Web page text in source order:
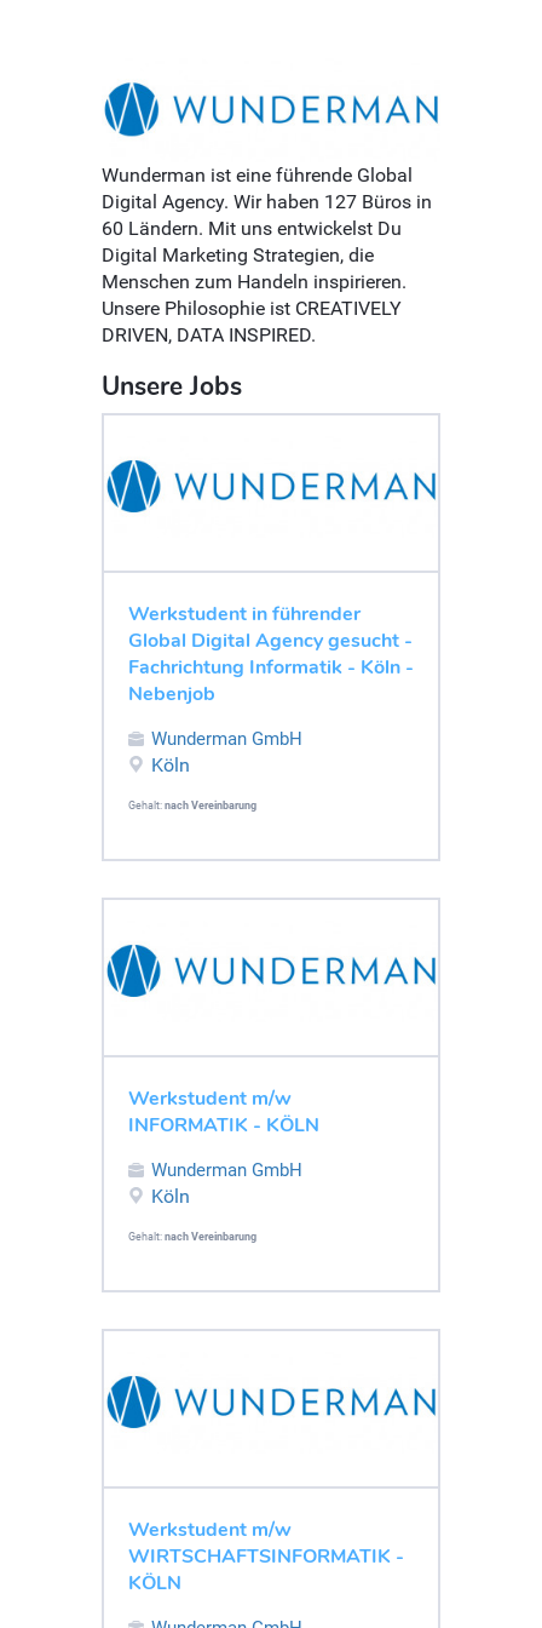
Wunderman ist eine führende Global
Digital Agency. Wir haben 127 Büros in
60 Ländern. Mit uns entwickelst Du
Digital Marketing Strategien, die
Menschen zum Handeln inspirieren.
Unsere Philosophie ist CREATIVELY
DRIVEN, DATA INSPIRED.
Unsere Jobs
Werkstudent in führender
Global Digital Agency gesucht -
Fachrichtung Informatik - Köln -
Nebenjob
Wunderman GmbH
Köln
Gehalt: nach Vereinbarung
Werkstudent m/w
INFORMATIK - KÖLN
Wunderman GmbH
Köln
Gehalt: nach Vereinbarung
Werkstudent m/w
WIRTSCHAFTSINFORMATIK -
KÖLN